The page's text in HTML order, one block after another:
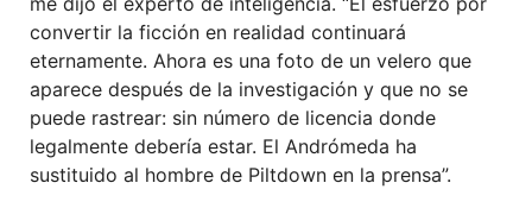
convertir la ficción en realidad continuará
eternamente. Ahora es una foto de un velero que
aparece después de la investigación y que no se
puede rastrear: sin número de licencia donde
legalmente debería estar. El Andrómeda ha
sustituido al hombre de Piltdown en la prensa”.